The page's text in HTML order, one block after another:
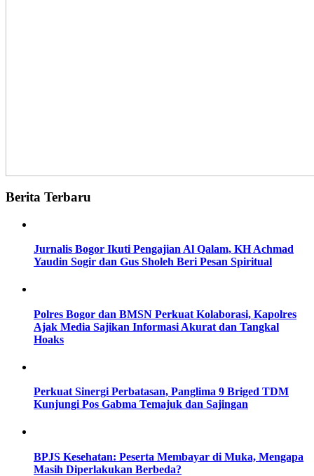
Berita Terbaru
Jurnalis Bogor Ikuti Pengajian Al Qalam, KH Achmad
Yaudin Sogir dan Gus Sholeh Beri Pesan Spiritual
Polres Bogor dan BMSN Perkuat Kolaborasi, Kapolres
Ajak Media Sajikan Informasi Akurat dan Tangkal
Hoaks
Perkuat Sinergi Perbatasan, Panglima 9 Briged TDM
Kunjungi Pos Gabma Temajuk dan Sajingan
BPJS Kesehatan: Peserta Membayar di Muka, Mengapa
Masih Diperlakukan Berbeda?